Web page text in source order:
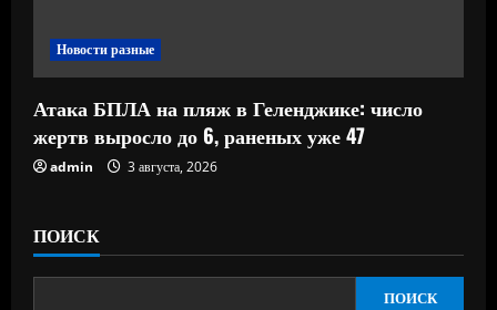
Новости разные
Атака БПЛА на пляж в Геленджике: число
жертв выросло до 6, раненых уже 47
admin 3 августа, 2026
ПОИСК
ПОИСК